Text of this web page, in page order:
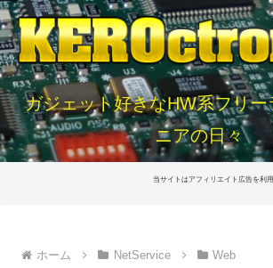
ガジェット好きなHW系フリー
ニアの日々
当サイトはアフィリエイト広告を利
ホーム NetService Web